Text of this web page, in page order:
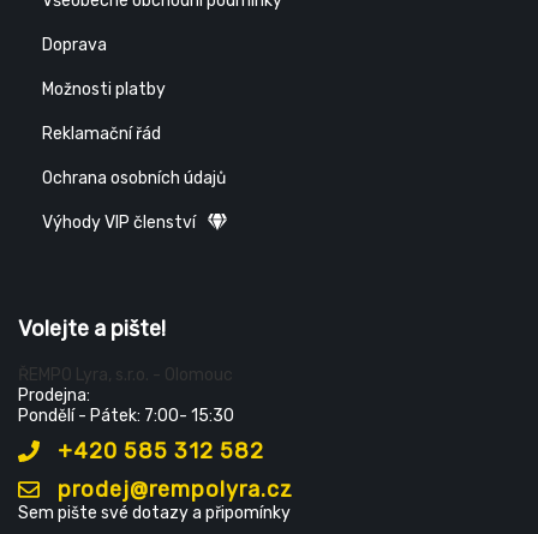
Doprava
Možnosti platby
Reklamační řád
Ochrana osobních údajů
Výhody VIP členství
Volejte a pište!
ŘEMPO Lyra, s.r.o. - Olomouc
Prodejna:
Pondělí - Pátek: 7:00- 15:30
+420 585 312 582
prodej@rempolyra.cz
Sem pište své dotazy a připomínky